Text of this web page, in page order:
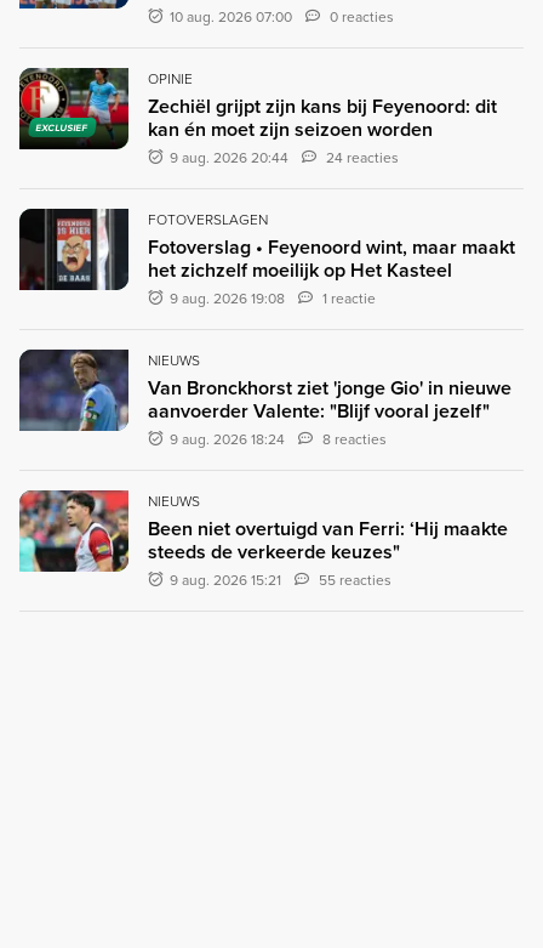
10 aug. 2026 07:00 0 reacties
EXCLUSIEF
OPINIE
Zechiël grijpt zijn kans bij Feyenoord: dit
kan én moet zijn seizoen worden
9 aug. 2026 20:44 24 reacties
FOTOVERSLAGEN
Fotoverslag • Feyenoord wint, maar maakt
het zichzelf moeilijk op Het Kasteel
9 aug. 2026 19:08 1 reactie
NIEUWS
Van Bronckhorst ziet 'jonge Gio' in nieuwe
aanvoerder Valente: "Blijf vooral jezelf"
9 aug. 2026 18:24 8 reacties
NIEUWS
Been niet overtuigd van Ferri: ‘Hij maakte
steeds de verkeerde keuzes"
9 aug. 2026 15:21 55 reacties